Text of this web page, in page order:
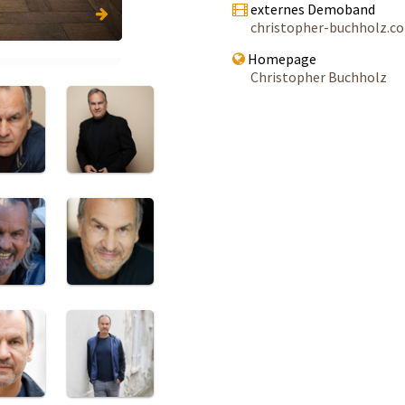
externes Demoband
christopher-
Homepage
Christopher Buchholz